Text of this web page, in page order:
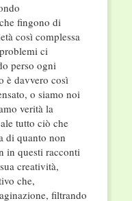
fingono di
così complessa
ci
perso ogni
è davvero così
o siamo noi
verità la
tutto ciò che
di quanto non
in questi racconti
creatività,
che,
filtrando